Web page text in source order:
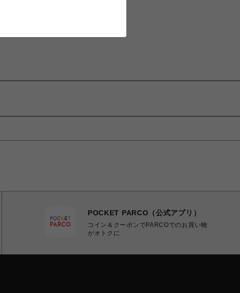
POCKET PARCO（公式アプリ）
コイン＆クーポンでPARCOでのお買い物
がオトクに